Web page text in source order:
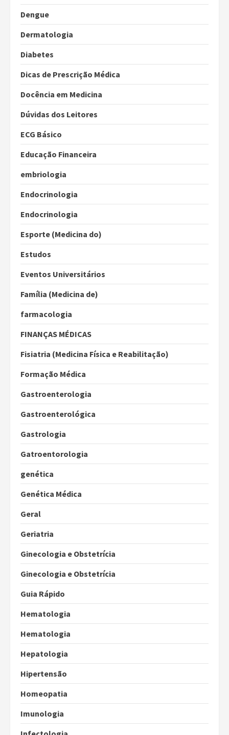
Dengue
Dermatologia
Diabetes
Dicas de Prescrição Médica
Docência em Medicina
Dúvidas dos Leitores
ECG Básico
Educação Financeira
embriologia
Endocrinologia
Endocrinologia
Esporte (Medicina do)
Estudos
Eventos Universitários
Família (Medicina de)
farmacologia
FINANÇAS MÉDICAS
Fisiatria (Medicina Física e Reabilitação)
Formação Médica
Gastroenterologia
Gastroenterológica
Gastrologia
Gatroentorologia
genética
Genética Médica
Geral
Geriatria
Ginecologia e Obstetrícia
Ginecologia e Obstetrícia
Guia Rápido
Hematologia
Hematologia
Hepatologia
Hipertensão
Homeopatia
Imunologia